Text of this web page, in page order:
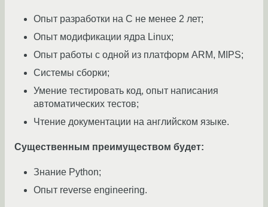
Опыт разработки на C не менее 2 лет;
Опыт модификации ядра Linux;
Опыт работы с одной из платформ ARM, MIPS;
Системы сборки;
Умение тестировать код, опыт написания
автоматических тестов;
Чтение документации на английском языке.
Существенным преимуществом будет:
Знание Python;
Опыт reverse engineering.